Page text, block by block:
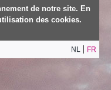
de notre site. En
des cookies.
NL FR